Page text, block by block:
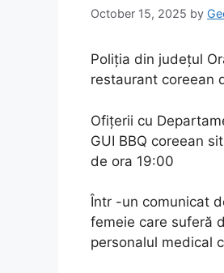
October 15, 2025 by
Poliția din județul
restaurant coreean
Ofițerii cu
GUI BBQ coreean
de ora 19:00
Într -un comunicat
femeie care suferă
personalul medical